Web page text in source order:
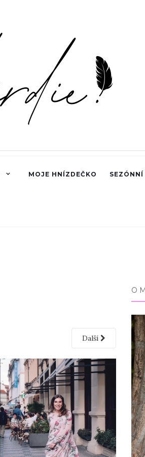
MOJE HNÍZDEČKO
Další
O